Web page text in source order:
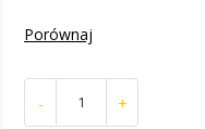
Porównaj
- +